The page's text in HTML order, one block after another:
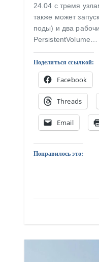
24.04 с тремя
также может
поды) и два
PersistentVolume…
Поделиться ссылкой:
Facebook
Threads
Email
Понравилось это: